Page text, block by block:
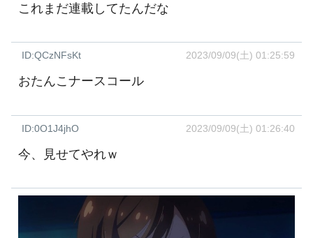
これまだ連載してたんだな
ID:QCzNFsKt 2023/09/09(土) 01:25:59
おたんこナースコール
ID:0O1J4jhO 2023/09/09(土) 01:26:40
今、見せてやれｗ